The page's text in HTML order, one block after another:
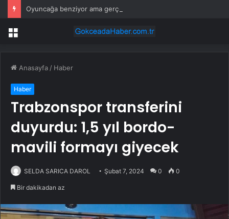
Menü
Anasayfa / Haber
Haber
Trabzonspor transferini
duyurdu: 1,5 yıl bordo-
mavili formayı giyecek
SELDA SARICA DAROL Şubat 7, 2024 0 0
Bir dakikadan az